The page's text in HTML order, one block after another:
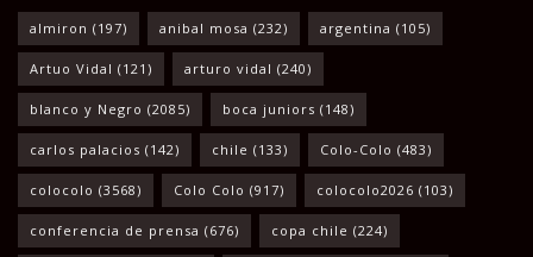
almiron (197) anibal mosa (232) argentina (105)
Artuo Vidal (121) arturo vidal (240)
blanco y Negro (2085) boca juniors (148)
carlos palacios (142) chile (133) Colo-Colo (483)
colocolo (3568) Colo Colo (917) colocolo2026 (103)
conferencia de prensa (676) copa chile (224)